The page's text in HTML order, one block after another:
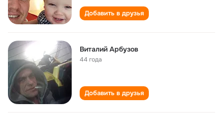
Добавить в друзья
Виталий Арбузов
44 года
Добавить в друзья